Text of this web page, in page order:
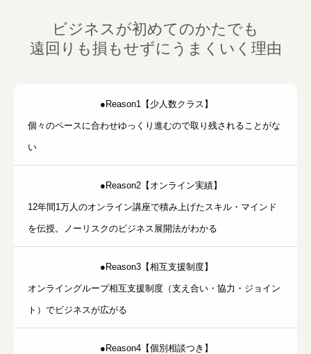
ビジネスが初めてのかたでも
遠回りも損もせずにうまくいく理由
●Reason1【少人数クラス】
個々のペースに合わせゆっくり進むので取り残されることがな
い
●Reason2【オンライン実績】
12年間1万人のオンライン講座で積み上げたスキル・マインド
を伝授。ノーリスクのビジネス展開法がわかる
●Reason3【相互支援制度】
オンライングループ相互支援制度（支え合い・協力・ジョイン
ト）でビジネスが広がる
●Reason4【個別相談つき】